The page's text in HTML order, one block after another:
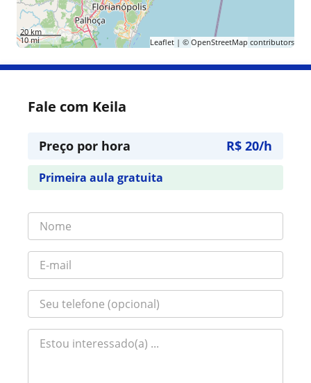
20 km
10 mi
Leaflet| © OpenStreetMap contributors
Fale com Keila
Preço por hora R$ 20/h
Primeira aula gratuita